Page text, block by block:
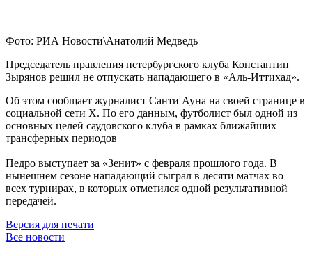
Фото: РИА Новости\Анатолий Медведь
Председатель правления петербургского клуба Константин
Зырянов решил не отпускать нападающего в «Аль-Иттихад».
Об этом сообщает журналист Санти Ауна на своей странице в
социальной сети X. По его данным, футболист был одной из
основных целей саудовского клуба в рамках ближайших
трансферных периодов
Педро выступает за «Зенит» с февраля прошлого года. В
нынешнем сезоне нападающий сыграл в десяти матчах во
всех турнирах, в которых отметился одной результативной
передачей.
Версия для печати
Все новости